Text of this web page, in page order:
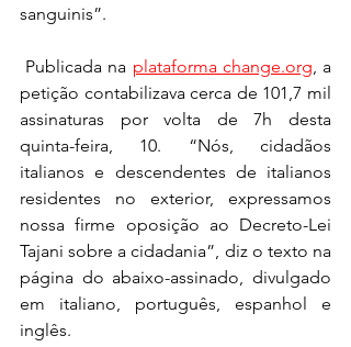
sanguinis”.
Publicada na plataforma change.org, a
petição contabilizava cerca de 101,7 mil
assinaturas por volta de 7h desta
quinta-feira, 10. “Nós, cidadãos
italianos e descendentes de italianos
residentes no exterior, expressamos
nossa firme oposição ao Decreto-Lei
Tajani sobre a cidadania”, diz o texto na
página do abaixo-assinado, divulgado
em italiano, português, espanhol e
inglês.